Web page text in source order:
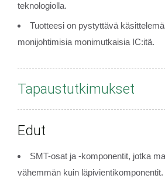
teknologiolla.
Tuotteesi on pystyttävä
monijohtimisia monimutkaisia IC:itä.
Tapaustutkimukset
Edut
SMT-osat ja -komponentit, jotka
vähemmän kuin läpivientikomponentit.